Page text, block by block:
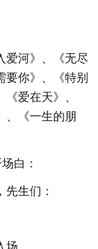
爱河》、《无尽
要你》、《特别
爱在天》、
、《一生的朋
白：
生们：